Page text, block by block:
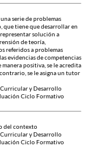
serie de problemas
que tiene que desarrollar en
solución a
de teoría,
referidos a problemas
evidencias de competencias
positiva, se le acredita
se le asigna un tutor
y Desarrollo
Ciclo Formativo
del contexto
y Desarrollo
Ciclo Formativo